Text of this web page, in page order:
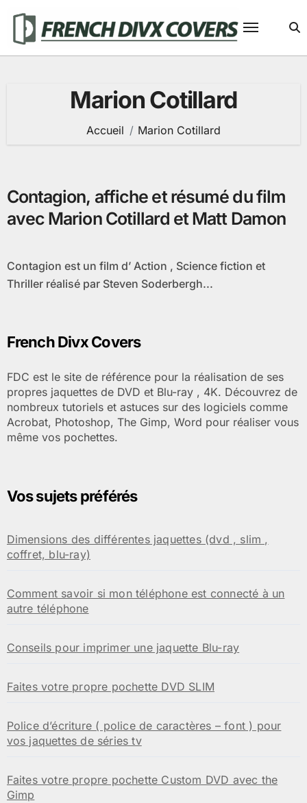
contenu
Marion Cotillard
Accueil Marion Cotillard
Contagion, affiche et résumé du film
avec Marion Cotillard et Matt Damon
Contagion est un film d’ Action , Science fiction et
Thriller réalisé par Steven Soderbergh...
French Divx Covers
FDC est le site de référence pour la réalisation de ses
propres jaquettes de DVD et Blu-ray , 4K. Découvrez de
nombreux tutoriels et astuces sur des logiciels comme
Acrobat, Photoshop, The Gimp, Word pour réaliser vous
même vos pochettes.
Vos sujets préférés
Dimensions des différentes jaquettes (dvd , slim ,
coffret, blu-ray)
Comment savoir si mon téléphone est connecté à un
autre téléphone
Conseils pour imprimer une jaquette Blu-ray
Faites votre propre pochette DVD SLIM
Police d’écriture ( police de caractères – font ) pour
vos jaquettes de séries tv
Faites votre propre pochette Custom DVD avec the
Gimp